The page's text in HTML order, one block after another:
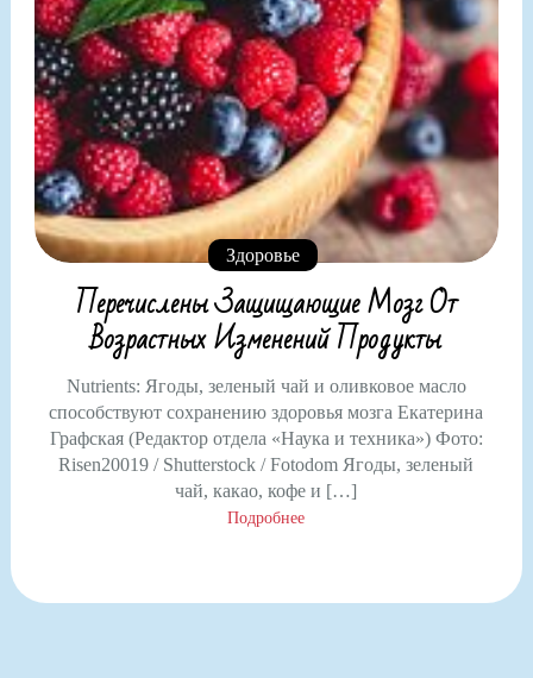
Здоровье
Перечислены Защищающие Мозг От
Возрастных Изменений Продукты
Nutrients: Ягоды, зеленый чай и оливковое масло
способствуют сохранению здоровья мозга Екатерина
Графская (Редактор отдела «Наука и техника») Фото:
Risen20019 / Shutterstock / Fotodom Ягоды, зеленый
чай, какао, кофе и […]
Подробнее